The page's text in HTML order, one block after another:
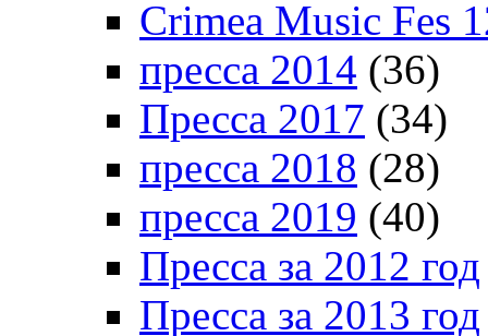
Crimea Music Fes
пресса 2014 (36)
Пресса 2017 (34)
пресса 2018 (28)
пресса 2019 (40)
Пресса за 2012 год
Пресса за 2013 год